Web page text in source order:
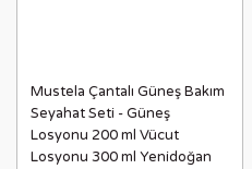
Mustela Çantalı Güneş Bakım
Seyahat Seti - Güneş
Losyonu 200 ml Vücut
Losyonu 300 ml Yenidoğan